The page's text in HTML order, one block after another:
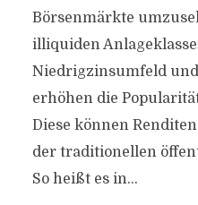
Börsenmärkte
illiquiden
Niedrigzinsumfeld
erhöhen die
Diese können
der traditionellen
So heißt es in...